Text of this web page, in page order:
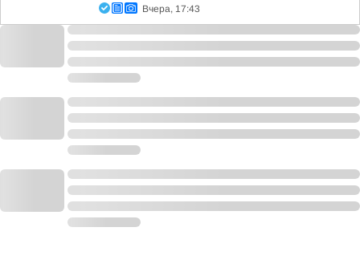
Вчера, 17:43